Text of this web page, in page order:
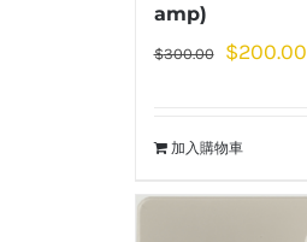
amp)
$300.00 $200.00
加入購物車